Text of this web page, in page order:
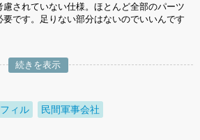
慮されていない仕様。ほとんど全部のパーツ
です。足りない部分はないのでいいんです
続きを表示
ィル 民間軍事会社